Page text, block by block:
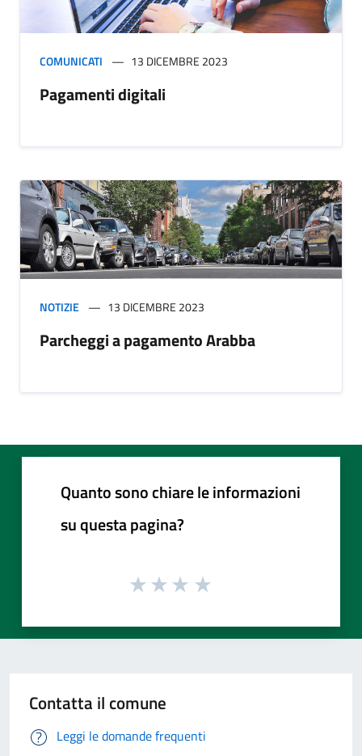
COMUNICATI 13 DICEMBRE 2023
Pagamenti digitali
NOTIZIE 13 DICEMBRE 2023
Parcheggi a pagamento Arabba
Quanto sono chiare le informazioni
su questa pagina?
Contatta il comune
Leggi le domande frequenti